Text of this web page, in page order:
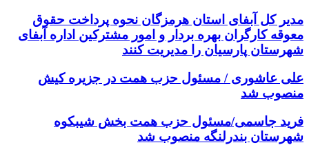
مدیر کل آبفای استان هرمزگان نحوه پرداخت حقوق
معوقه کارگران بهره بردار و امور مشترکین اداره آبفای
شهرستان پارسیان را مدیریت کنند
علی عاشوری / مسئول حزب همت در جزیره کیش
منصوب شد
فرید جاسمی/مسئول حزب همت بخش شیبکوه
شهرستان بندرلنگه منصوب شد